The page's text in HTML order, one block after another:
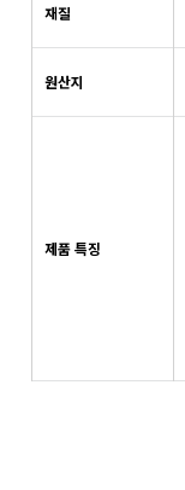
재질
원산지
제품 특징